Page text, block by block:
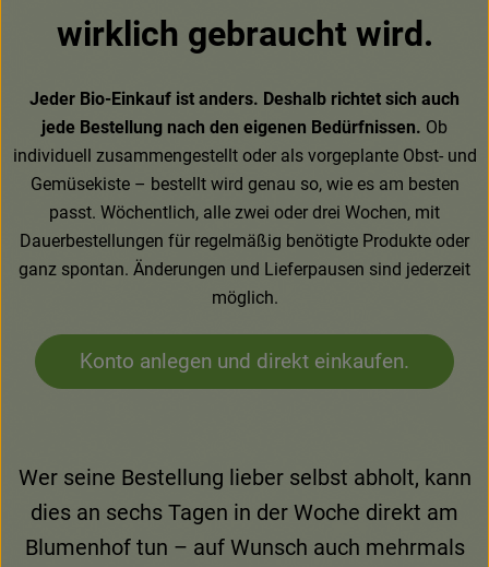
wirklich gebraucht wird.
Jeder Bio-Einkauf ist anders. Deshalb richtet sich auch
jede Bestellung nach den eigenen Bedürfnissen. Ob
individuell zusammengestellt oder als vorgeplante Obst- und
Gemüsekiste – bestellt wird genau so, wie es am besten
passt. Wöchentlich, alle zwei oder drei Wochen, mit
Dauerbestellungen für regelmäßig benötigte Produkte oder
ganz spontan. Änderungen und Lieferpausen sind jederzeit
möglich.
Konto anlegen und direkt einkaufen.
Wer seine Bestellung lieber selbst abholt, kann
dies an sechs Tagen in der Woche direkt am
Blumenhof tun – auf Wunsch auch mehrmals